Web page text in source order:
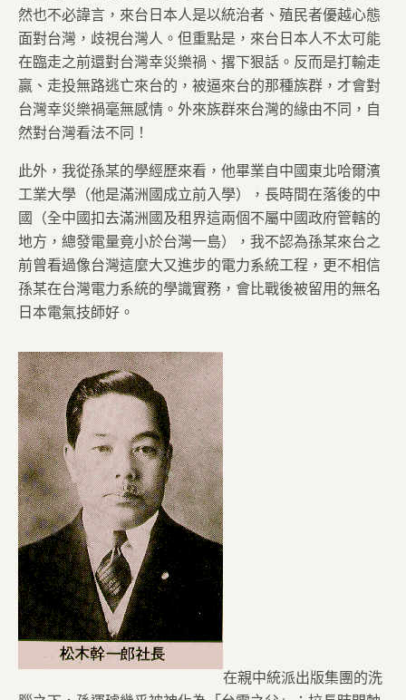
然也不必諱言，來台日本人是以統治者、殖民者優越心態
面對台灣，歧視台灣人。但重點是，來台日本人不太可能
在臨走之前還對台灣幸災樂禍、撂下狠話。反而是打輸走
贏、走投無路逃亡來台的，被逼來台的那種族群，才會對
台灣幸災樂禍毫無感情。外來族群來台灣的緣由不同，自
然對台灣看法不同！
此外，我從孫某的學經歷來看，他畢業自中國東北哈爾濱
工業大學（他是滿洲國成立前入學），長時間在落後的中
國（全中國扣去滿洲國及租界這兩個不屬中國政府管轄的
地方，總發電量竟小於台灣一島），我不認為孫某來台之
前曾看過像台灣這麼大又進步的電力系統工程，更不相信
孫某在台灣電力系統的學識實務，會比戰後被留用的無名
日本電氣技師好。
在親中統派出版集團的洗